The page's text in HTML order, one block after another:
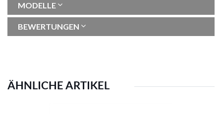
MODELLE
BEWERTUNGEN
ÄHNLICHE ARTIKEL